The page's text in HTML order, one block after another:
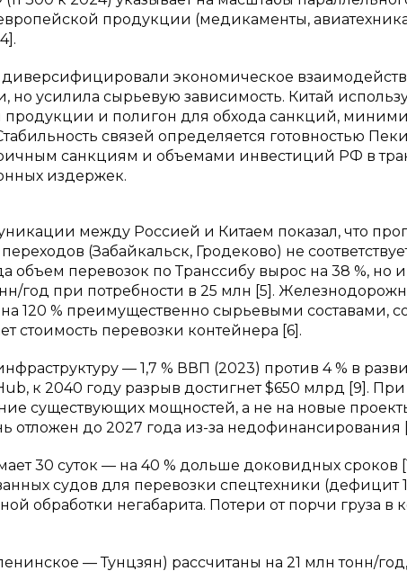
продукции (медикаменты,
экономическое
но усилила сырьевую зависимость. Китай
и полигон для обхода санкций,
связей определяется готовностью
санкциям и объемами инвестиций РФ в
издержек.
между Россией и Китаем показал, что
(Забайкальск, Гродеково) не
объем перевозок по Транссибу вырос на 38 %, но
год при потребности в 25 млн [5].
120 % преимущественно сырьевыми составами,
стоимость перевозки контейнера [6].
— 1,7 % ВВП (2023) против 4 % в
к 2040 году разрыв достигнет $650 млрд [9]. При
существующих мощностей, а не на новые
отложен до 2027 года из-за недофинансирования
30 суток — на 40 % дольше доковидных сроков
судов для перевозки спецтехники (дефицит
обработки негабарита. Потери от порчи груза в
— Тунцзян) рассчитаны на 21 млн тонн/